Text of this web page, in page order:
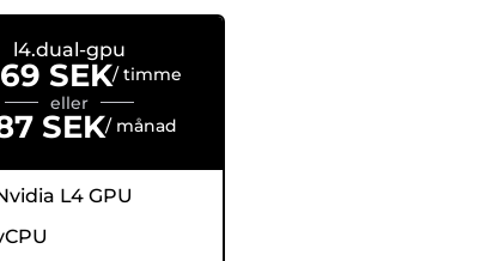
l4.dual-gpu
SEK/ timme
eller
SEK/ månad
L4 GPU